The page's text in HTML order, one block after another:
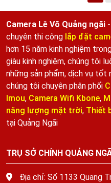
Camera Lê Võ Quảng ngãi
chuyên thi công lắp đặt
hơn 15 năm kinh nghiệm
giàu kinh nghiệm, chúng tôi
những sản phẩm, dịch vụ tốt
chúng tôi chuyên phân phối
Imou, Camera Wifi Kbone,
năng lượng mặt trời, Thiết
tại Quảng Ngãi
TRỤ SỞ CHÍNH QUẢNG
Địa chỉ: Số 1133 Quang